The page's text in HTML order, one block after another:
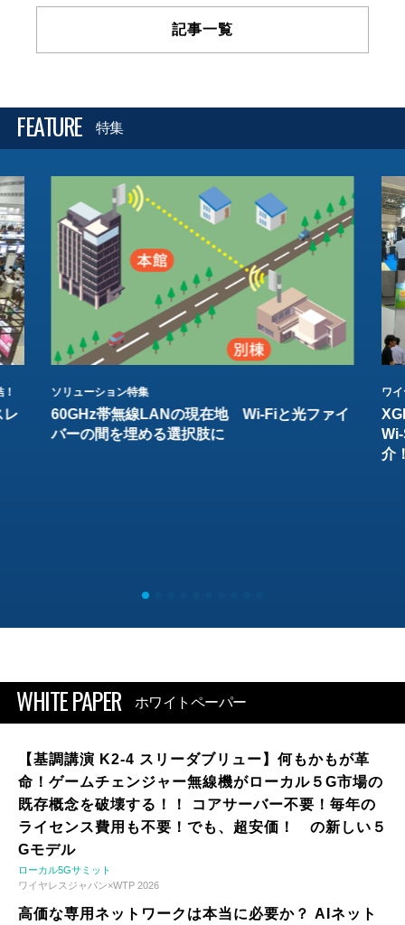
記事一覧
FEATURE 特集
レ
ソリューション特集
60GHz帯無線LANの現在地 Wi-Fiと光ファイ
バーの間を埋める選択肢に
ワ
介
WHITE PAPER ホワイトペーパー
【基調講演 K2-4 スリーダブリュー】何もかもが革
命！ゲームチェンジャー無線機がローカル５G市場の
既存概念を破壊する！！ コアサーバー不要！毎年の
ライセンス費用も不要！でも、超安価！ の新しい５
Gモデル
ローカル5Gサミット
ワイヤレスジャパン×WTP 2026
高価な専用ネットワークは本当に必要か？ AIネット